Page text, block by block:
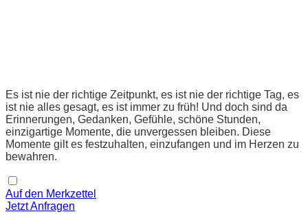
Es ist nie der richtige Zeitpunkt, es ist nie der richtige Tag, es
ist nie alles gesagt, es ist immer zu früh! Und doch sind da
Erinnerungen, Gedanken, Gefühle, schöne Stunden,
einzigartige Momente, die unvergessen bleiben. Diese
Momente gilt es festzuhalten, einzufangen und im Herzen zu
bewahren.
Auf den Merkzettel
Jetzt Anfragen